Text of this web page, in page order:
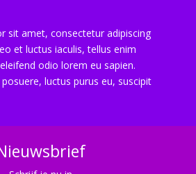
sit amet, consectetur adipiscing
et luctus iaculis, tellus enim
odio lorem eu sapien.
luctus purus eu, suscipit